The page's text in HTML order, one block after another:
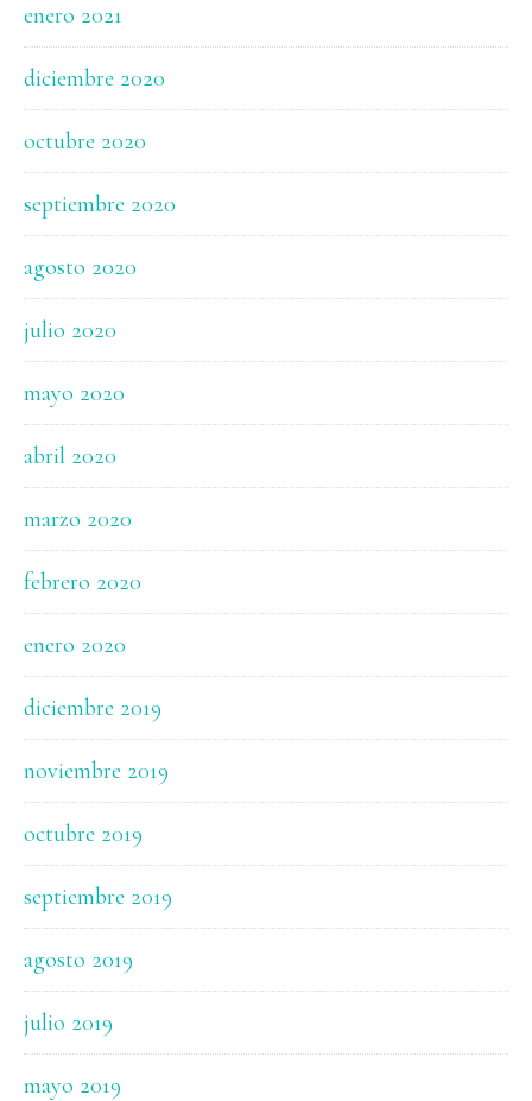
enero 2021
diciembre 2020
octubre 2020
septiembre 2020
agosto 2020
julio 2020
mayo 2020
abril 2020
marzo 2020
febrero 2020
enero 2020
diciembre 2019
noviembre 2019
octubre 2019
septiembre 2019
agosto 2019
julio 2019
mayo 2019